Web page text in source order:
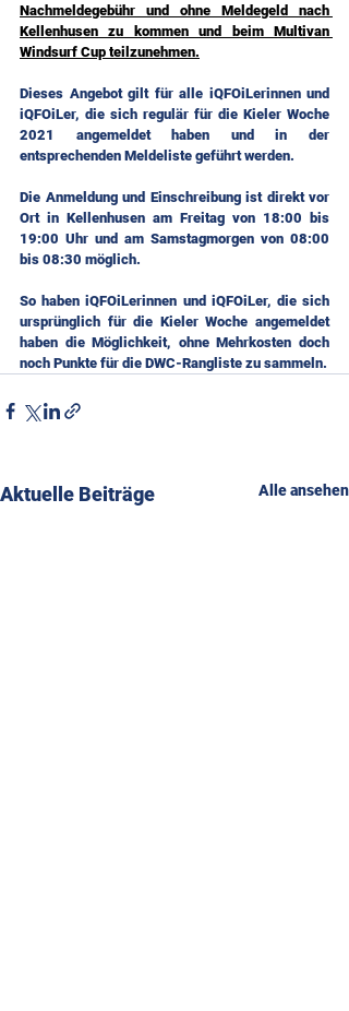
Nachmeldegebühr und ohne Meldegeld nach
Kellenhusen zu kommen und beim Multivan
Windsurf Cup teilzunehmen.
Dieses Angebot gilt für alle iQFOiLerinnen und
iQFOiLer, die sich regulär für die Kieler Woche
2021 angemeldet haben und in der
entsprechenden Meldeliste geführt werden.
Die Anmeldung und Einschreibung ist direkt vor
Ort in Kellenhusen am Freitag von 18:00 bis
19:00 Uhr und am Samstagmorgen von 08:00
bis 08:30 möglich.
So haben iQFOiLerinnen und iQFOiLer, die sich
ursprünglich für die Kieler Woche angemeldet
haben die Möglichkeit, ohne Mehrkosten doch
noch Punkte für die DWC-Rangliste zu sammeln.
Aktuelle Beiträge Alle ansehen